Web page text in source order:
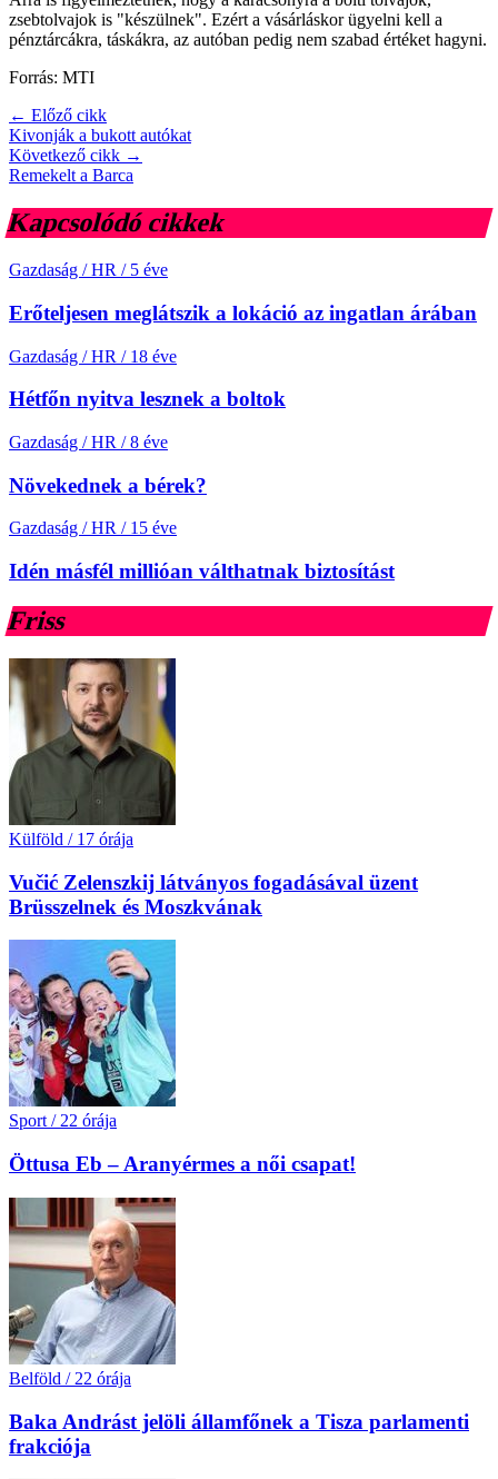
zsebtolvajok is "készülnek". Ezért a vásárláskor ügyelni kell a
pénztárcákra, táskákra, az autóban pedig nem szabad értéket hagyni.
Forrás: MTI
← Előző cikk
Kivonják a bukott autókat
Következő cikk →
Remekelt a Barca
Kapcsolódó cikkek
Gazdaság / HR / 5 éve
Erőteljesen meglátszik a lokáció az ingatlan árában
Gazdaság / HR / 18 éve
Hétfőn nyitva lesznek a boltok
Gazdaság / HR / 8 éve
Növekednek a bérek?
Gazdaság / HR / 15 éve
Idén másfél millióan válthatnak biztosítást
Friss
Külföld / 17 órája
Vučić Zelenszkij látványos fogadásával üzent
Brüsszelnek és Moszkvának
Sport / 22 órája
Öttusa Eb – Aranyérmes a női csapat!
Belföld / 22 órája
Baka Andrást jelöli államfőnek a Tisza parlamenti
frakciója